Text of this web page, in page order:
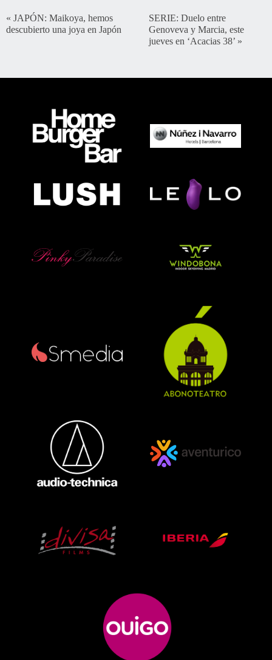
« JAPÓN: Maikoya, hemos
descubierto una joya en Japón
SERIE: Duelo entre
Genoveva y Marcia, este
jueves en ‘Acacias 38’ »